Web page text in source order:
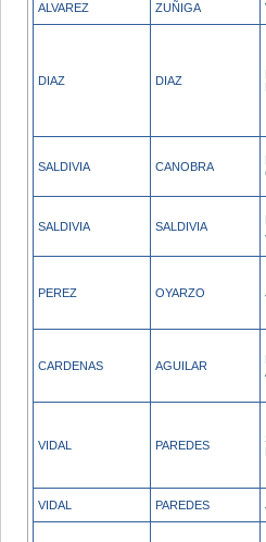
ALVAREZ ZUÑIGA
DIAZ DIAZ
SALDIVIA CANOBRA
SALDIVIA SALDIVIA
PEREZ OYARZO
CARDENAS AGUILAR
VIDAL PAREDES
VIDAL PAREDES